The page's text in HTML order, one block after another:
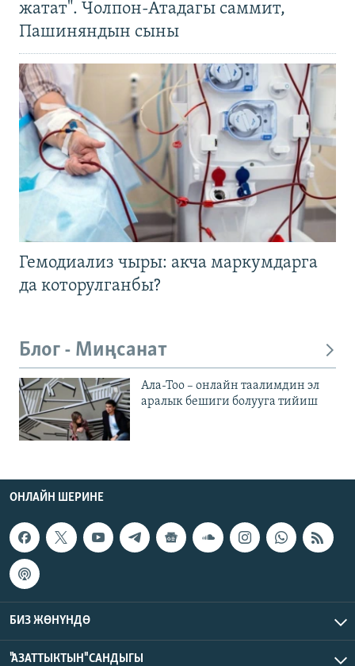
жатат". Чолпон-Атадагы саммит,
Пашиняндын сыны
Гемодиализ чыры: акча маркумдарга
да которулганбы?
Блог - Миңсанат
Ала-Тоо – онлайн таалимдин эл
аралык бешиги болууга тийиш
ОНЛАЙН ШЕРИНЕ
БИЗ ЖӨНҮНДӨ
"АЗАТТЫКТЫН" САНДЫГЫ